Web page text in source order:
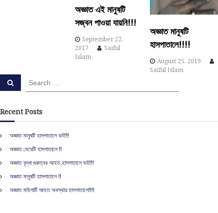
o
n
অজ্ঞাত এই মানুষটি
সজ্বন পাওয়া যায়নি!!!
September 22,
2017
Saiful
Islam
অজ্ঞাত মানুষটি
হাসপাতালে!!!!
August 25, 2019
Saiful Islam
e
r
c
f
o
r
S
h
Recent Posts
অজ্ঞাত মানুষটি হাসপাতালে ভর্তি!!
অজ্ঞাত মেয়েটি হাসপাতালে !!
অজ্ঞাত বৃদ্ধা গুরুত্বর আহত,হাসপাতালে ভর্তি!!
অজ্ঞাত মানুষটি হাসপাতালে !!
অজ্ঞাত মহিলাটি আহত অবস্থায় হাসপাতালে!!!!